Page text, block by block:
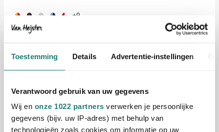
Toestemming Details Advertentie-instellingen
Verantwoord gebruik van uw gegevens
Wij en onze 1022 partners verwerken je persoonlijke
gegevens (bijv. uw IP-adres) met behulp van
technologieën zoals cookies om informatie op uw
083 482 495 321 178 +9
vanaf 12,08
033232 002
Roly Heren Polo Monzha